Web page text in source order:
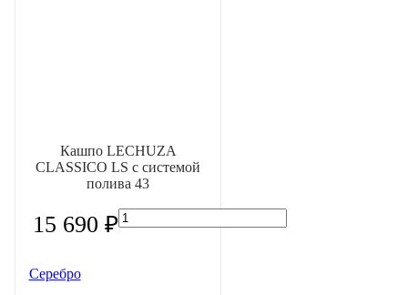
Кашпо LECHUZA
CLASSICO LS с системой
полива 43
15 690 ₽
Серебро